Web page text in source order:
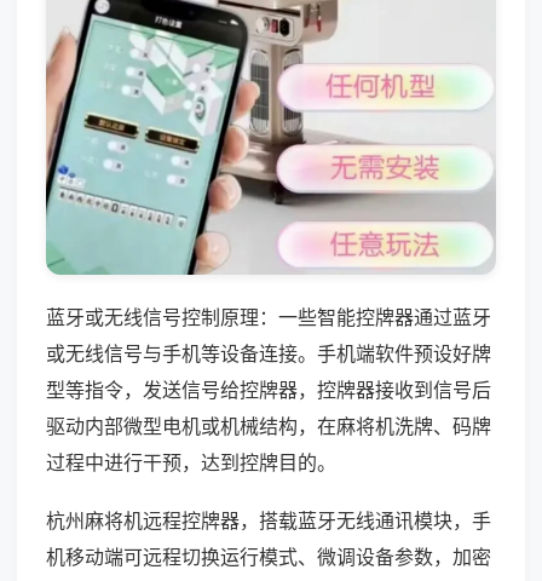
蓝牙或无线信号控制原理：一些智能控牌器通过蓝牙
或无线信号与手机等设备连接。手机端软件预设好牌
型等指令，发送信号给控牌器，控牌器接收到信号后
驱动内部微型电机或机械结构，在麻将机洗牌、码牌
过程中进行干预，达到控牌目的。
杭州麻将机远程控牌器，搭载蓝牙无线通讯模块，手
机移动端可远程切换运行模式、微调设备参数，加密